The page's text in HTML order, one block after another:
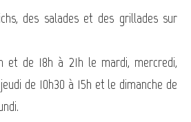
des salades et des grillades sur
et de 18h à 21h le mardi, mercredi,
de 10h30 à 15h et le dimanche de